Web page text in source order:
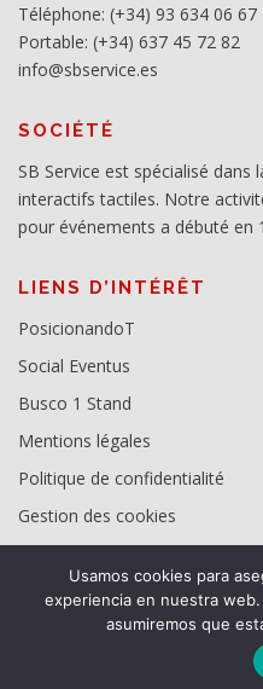
Téléphone: (+34) 93 634 06 67
Portable: (+34) 637 45 72 82
info@sbservice.es
SOCIÉTÉ
SB Service est spécialisé
interactifs tactiles. Notre
pour événements a débuté en
LIENS D’INTÉRÊT
PosicionandoT
Social Eventus
Busco 1 Stand
Mentions légales
Politique de confidentialité
Gestion des cookies
Usamos cookies para
experiencia en nuestra
asumiremos que